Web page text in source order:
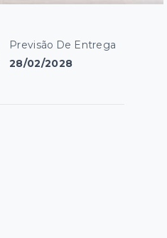
Previsão De Entrega
28/02/2028